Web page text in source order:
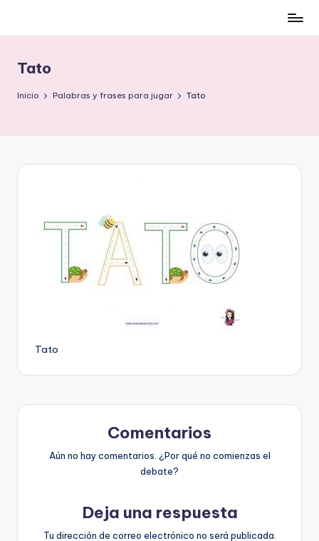
contenido
low-
cost
y
Tato
Inicio Palabras y frases para jugar Tato
Tato
Comentarios
Aún no hay comentarios. ¿Por qué no comienzas el
debate?
Deja una respuesta
Tu dirección de correo electrónico no será publicada.